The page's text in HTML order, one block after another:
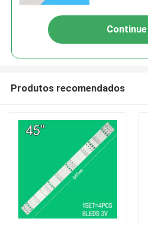
Continue
Produtos recomendados